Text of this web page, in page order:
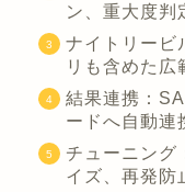
ン、重大度判
ナイトリービ
リも含めた広
結果連携：
ードへ自動連
チューニング
イズ、再発防